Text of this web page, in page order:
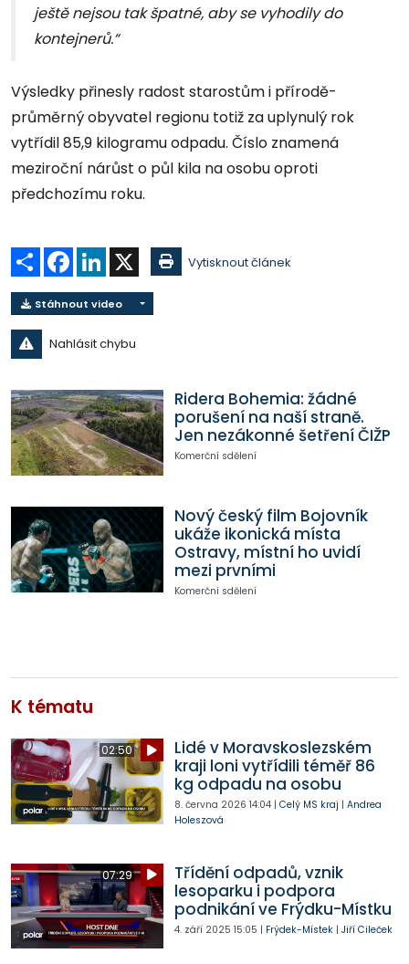
ještě nejsou tak špatné, aby se vyhodily do
kontejnerů.“
Výsledky přinesly radost starostům i přírodě-
průměrný obyvatel regionu totiž za uplynulý rok
vytřídil 85,9 kilogramu odpadu. Číslo znamená
meziroční nárůst o půl kila na osobu oproti
předchozímu roku.
Sdílet Facebook
LinkedIn Vytisknout článek
Stáhnout video
Nahlásit chybu
Ridera Bohemia: žádné
porušení na naší straně.
Jen nezákonné šetření ČIŽP
Komerční sdělení
Nový český film Bojovník
ukáže ikonická místa
Ostravy, místní ho uvidí
mezi prvními
Komerční sdělení
K tématu
02:50
Lidé v Moravskoslezském
kraji loni vytřídili téměř 86
kg odpadu na osobu
8. června 2026 14:04| Celý MS kraj | Andrea
Holeszová
07:29
Třídění odpadů, vznik
lesoparku i podpora
podnikání ve Frýdku-Místku
4. září 2025 15:05 | Frýdek-Místek| Jiří Cileček